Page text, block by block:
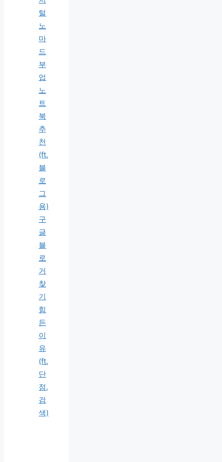
털
노
마
드
부
업
노
트
북
추
천
(ft.
블
로
그
용)
구
글
블
로
거
찾
기
힘
든
이
유
(ft.
단
점,
검
색)